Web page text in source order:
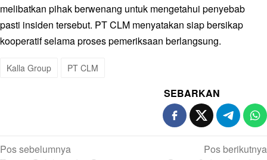
melibatkan pihak berwenang untuk mengetahui penyebab
pasti insiden tersebut. PT CLM menyatakan siap bersikap
kooperatif selama proses pemeriksaan berlangsung.
Kalla Group PT CLM
SEBARKAN
Navigasi
Pos sebelumnya
Pos berikutnya